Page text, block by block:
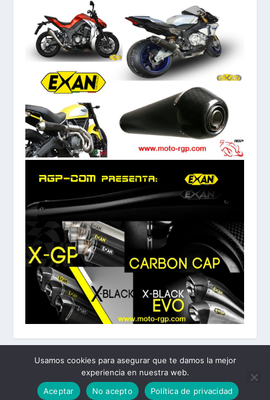
Elegant Themes| Desarrollado por WordPress
Usamos cookies para asegurar que te damos la mejor
experiencia en nuestra web.
Aceptar
No acepto Política de privacidad